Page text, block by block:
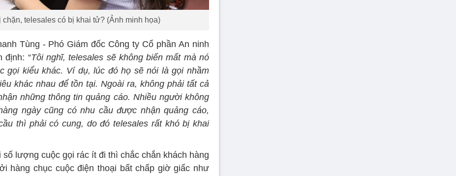
chặn, telesales có bị khai tử? (Ảnh minh họa)
Tùng - Phó Giám đốc Công ty Cổ phần An ninh
định: “Tôi nghĩ, telesales sẽ không biến mất mà nó
gọi kiểu khác. Ví dụ, lúc đó họ sẽ nói là gọi nhầm
khác nhau để tồn tại. Ngoài ra, không phải tất cả
những thông tin quảng cáo. Nhiều người không
ngày cũng có nhu cầu được nhận quảng cáo,
thì phải có cung, do đó telesales rất khó bị khai
số lượng cuộc gọi rác ít đi thì chắc chắn khách hàng
hàng chục cuộc điện thoại bất chấp giờ giấc như